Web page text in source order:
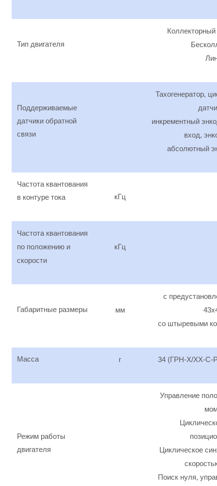
Тип двигателя
Коллекторный
Поддерживаемые
датчики обратной
связи
Тахогенератор,
инкрементный
вход,
абсолютный
Частота квантования
в контуре тока
кГц
Частота квантования
по положению и
скорости
кГц
Габаритные размеры мм
с
со штыревыми
Масса г 34 (ГРН-Х/ХХ-С-
Режим работы
двигателя
Управление
Циклическое
Поиск нуля,